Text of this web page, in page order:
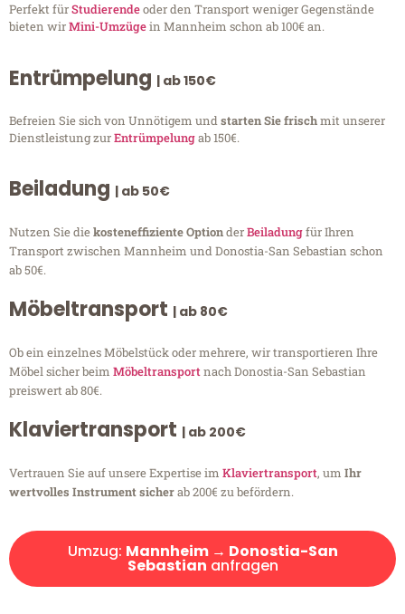
Perfekt fürStudierendeoder den Transport weniger Gegenstände
bieten wirMini-Umzügein Mannheim schon ab 100€ an.
Entrümpelung | ab 150€
Befreien Sie sich von Unnötigem undstarten Sie frischmit unserer
Dienstleistung zurEntrümpelungab 150€.
Beiladung | ab 50€
Nutzen Sie diekosteneffiziente OptionderBeiladungfür Ihren
Transport zwischen Mannheim und Donostia-San Sebastian schon
ab 50€.
Möbeltransport | ab 80€
Ob ein einzelnes Möbelstück oder mehrere, wir transportieren Ihre
Möbel sicher beim Möbeltransportnach Donostia-San Sebastian
preiswert ab 80€.
Klaviertransport | ab 200€
Vertrauen Sie auf unsere Expertise im Klaviertransport, um Ihr
wertvolles Instrument sicherab 200€ zu befördern.
Umzug: Mannheim → Donostia-San
Sebastian anfragen